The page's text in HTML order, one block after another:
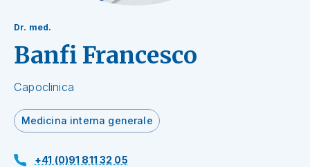
Dr. med.
Banfi Francesco
Capoclinica
Medicina interna generale
+41 (0)91 811 32 05